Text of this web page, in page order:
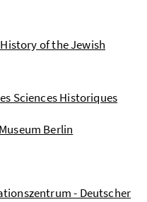
of the Jewish
Sciences Historiques
Berlin
- Deutscher